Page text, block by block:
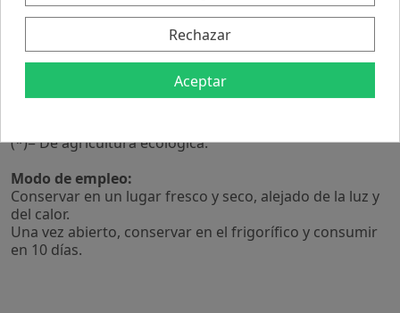
de las cuales, saturadas 0.100 g
Hidratos de carbono 3433.000 g
de los cuales, azúcares 27.000 g
(*)= De agricultura ecológica.
Modo de empleo:
Conservar en un lugar fresco y seco, alejado de la luz y
del calor.
Una vez abierto, conservar en el frigorífico y consumir
en 10 días.
Rechazar
Aceptar